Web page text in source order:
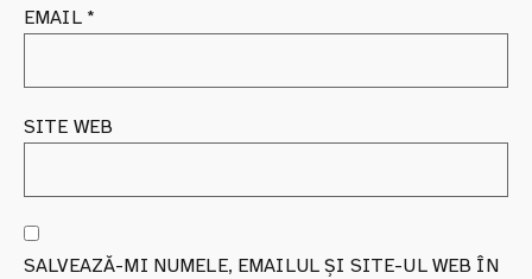
EMAIL *
SITE WEB
SALVEAZĂ-MI NUMELE, EMAILUL ȘI SITE-UL WEB ÎN